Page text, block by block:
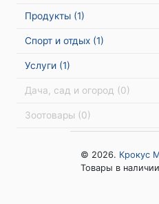
Продукты (1)
Спорт и отдых (1)
Услуги (1)
Дача, сад и огород (0)
Зоотовары (0)
© 2026. Крокус
Товары в